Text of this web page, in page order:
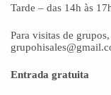
Tarde – das 14h às
Para visitas de
Entrada gratuita